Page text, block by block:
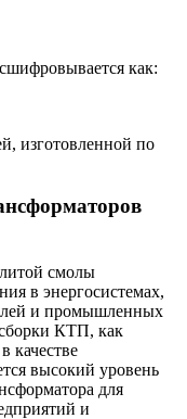
как:
изготовленной по
смолы
в энергосистемах,
и промышленных
КТП, как
качестве
высокий уровень
для
и